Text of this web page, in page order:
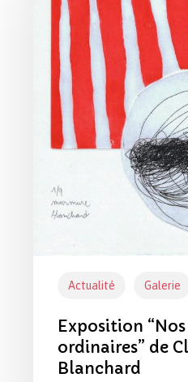
ordinaires”
Clémence
Blanchard
Actualité Galerie
Exposition
ordinaires” de
Blanchard